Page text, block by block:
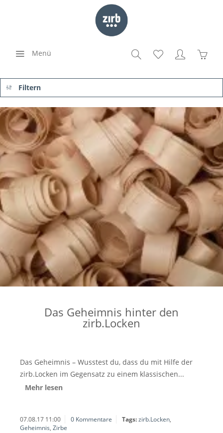
Menü
Filtern
Das Geheimnis hinter den
zirb.Locken
Das Geheimnis – Wusstest du, dass du mit Hilfe der
zirb.Locken im Gegensatz zu einem klassischen...
Mehr lesen
07.08.17 11:00 0 Kommentare Tags:zirb.Locken,
Geheimnis, Zirbe